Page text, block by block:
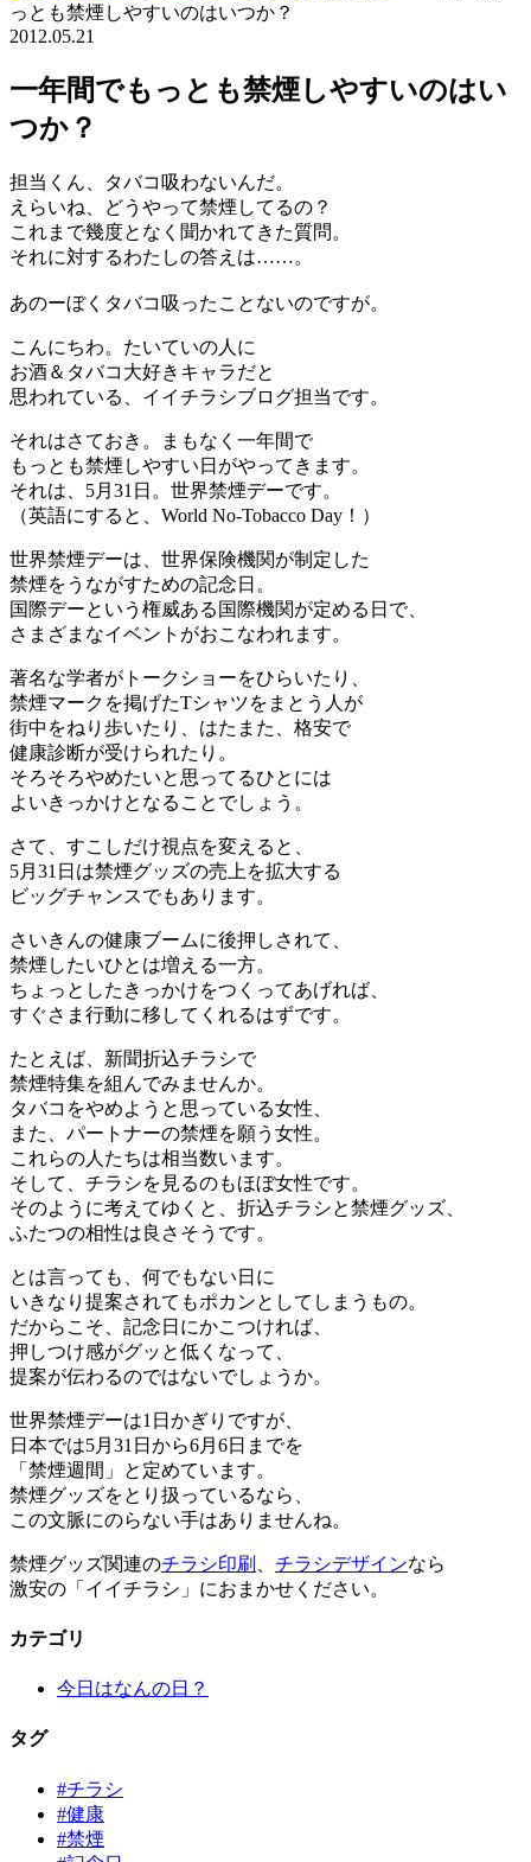
っとも禁煙しやすいのはいつか？
2012.05.21
一年間でもっとも禁煙しやすいのはい
つか？
担当くん、タバコ吸わないんだ。
えらいね、どうやって禁煙してるの？
これまで幾度となく聞かれてきた質問。
それに対するわたしの答えは……。
あのーぼくタバコ吸ったことないのですが。
こんにちわ。たいていの人に
お酒＆タバコ大好きキャラだと
思われている、イイチラシブログ担当です。
それはさておき。まもなく一年間で
もっとも禁煙しやすい日がやってきます。
それは、5月31日。世界禁煙デーです。
（英語にすると、World No-Tobacco Day！）
世界禁煙デーは、世界保険機関が制定した
禁煙をうながすための記念日。
国際デーという権威ある国際機関が定める日で、
さまざまなイベントがおこなわれます。
著名な学者がトークショーをひらいたり、
禁煙マークを掲げたTシャツをまとう人が
街中をねり歩いたり、はたまた、格安で
健康診断が受けられたり。
そろそろやめたいと思ってるひとには
よいきっかけとなることでしょう。
さて、すこしだけ視点を変えると、
5月31日は禁煙グッズの売上を拡大する
ビッグチャンスでもあります。
さいきんの健康ブームに後押しされて、
禁煙したいひとは増える一方。
ちょっとしたきっかけをつくってあげれば、
すぐさま行動に移してくれるはずです。
たとえば、新聞折込チラシで
禁煙特集を組んでみませんか。
タバコをやめようと思っている女性、
また、パートナーの禁煙を願う女性。
これらの人たちは相当数います。
そして、チラシを見るのもほぼ女性です。
そのように考えてゆくと、折込チラシと禁煙グッズ、
ふたつの相性は良さそうです。
とは言っても、何でもない日に
いきなり提案されてもポカンとしてしまうもの。
だからこそ、記念日にかこつければ、
押しつけ感がグッと低くなって、
提案が伝わるのではないでしょうか。
世界禁煙デーは1日かぎりですが、
日本では5月31日から6月6日までを
「禁煙週間」と定めています。
禁煙グッズをとり扱っているなら、
この文脈にのらない手はありませんね。
禁煙グッズ関連のチラシ印刷 チラシデザインなら
激安の「イイチラシ」におまかせください。
カテゴリ
今日はなんの日？
タグ
#チラシ
#健康
#禁煙